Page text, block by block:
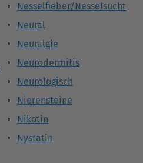
Nesselfieber/Nesselsucht
Neural
Neuralgie
Neurodermitis
Neurologisch
Nierensteine
Nikotin
Nystatin